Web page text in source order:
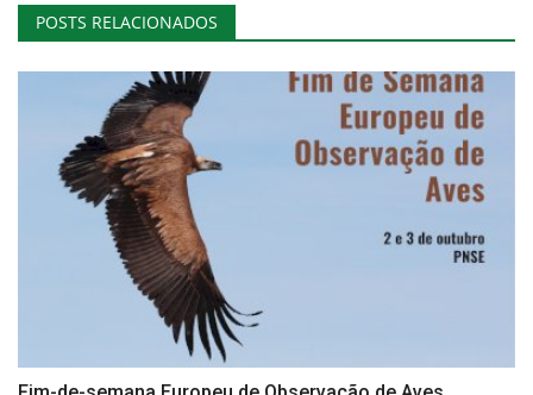
POSTS RELACIONADOS